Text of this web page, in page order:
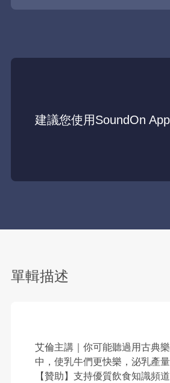
建議您使用SoundOn
單輯描述
艾倫主講｜你可能聽過用古典
中，使乳牛們更快樂，泌乳產
【贊助】支持優質飲食知識頻